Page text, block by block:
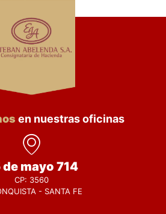
en nuestras oficinas
de mayo 714
CP: 3560
- SANTA FE